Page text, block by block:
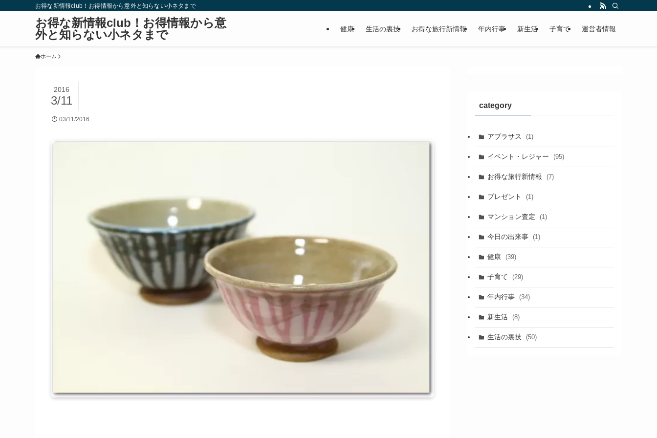
お得な新情報club！お得情報から意外と知らない小ネタまで
お得な新情報club！お得情報から意
外と知らない小ネタまで
健康 生活の裏技 お得な旅行新情報 年内行事 新生活 子育て 運営者情報
ホーム
2016
3/11
03/11/2016
category
アブラサス (1)
イベント・レジャー (95)
お得な旅行新情報 (7)
プレゼント (1)
マンション査定 (1)
今日の出来事 (1)
健康 (39)
子育て (29)
年内行事 (34)
新生活 (8)
生活の裏技 (50)